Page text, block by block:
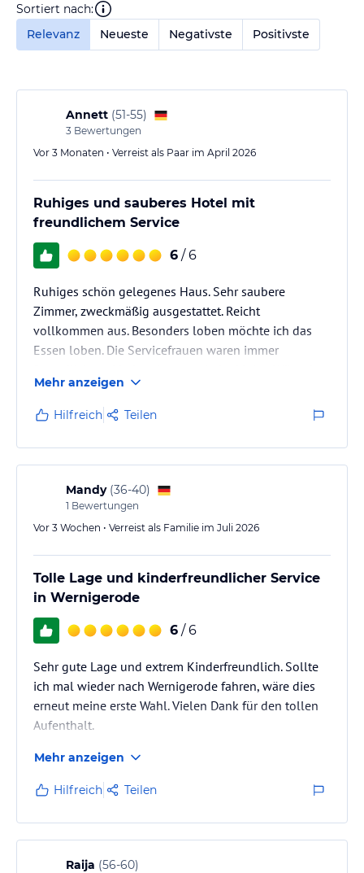
Sortiert nach:
Relevanz
Neueste Negativste Positivste
Annett (51-55)
3 Bewertungen
Vor 3 Monaten • Verreist als Paar im April 2026
Ruhiges und sauberes Hotel mit
freundlichem Service
6 / 6
Ruhiges schön gelegenes Haus. Sehr saubere
Zimmer, zweckmäßig ausgestattet. Reicht
vollkommen aus. Besonders loben möchte ich das
Essen loben. Die Servicefrauen waren immer
erfüllt. Sehr freundlich und und lustig sind alle
Mitarbeiter. Dankeschön noch einmal für den
schönen Geburtstagstisch. Die Überraschung war
wirklich gelungen.Zu dem fehlenden Fernseher, wir
haben ihn absolut nicht vermisst. Es war richtig
schön da. Wir buchen für nächstes Jahr
wieder.Familie…
Mehr anzeigen
Hilfreich Teilen
Mandy (36-40)
1 Bewertungen
Vor 3 Wochen • Verreist als Familie im Juli 2026
Tolle Lage und kinderfreundlicher Service
in Wernigerode
6 / 6
Sehr gute Lage und extrem Kinderfreundlich. Sollte
ich mal wieder nach Wernigerode fahren, wäre dies
erneut meine erste Wahl. Vielen Dank für den tollen
Aufenthalt.
Mehr anzeigen
Hilfreich Teilen
Raija (56-60)